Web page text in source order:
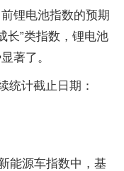
锂电池指数的预期
长”类指数，锂电池
著了。
统计截止日期：
能源车指数中，基